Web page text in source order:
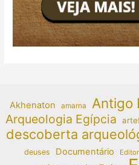
Akhenaton amarna Antigo
Arqueologia Egípcia
descoberta
deuses Documentário